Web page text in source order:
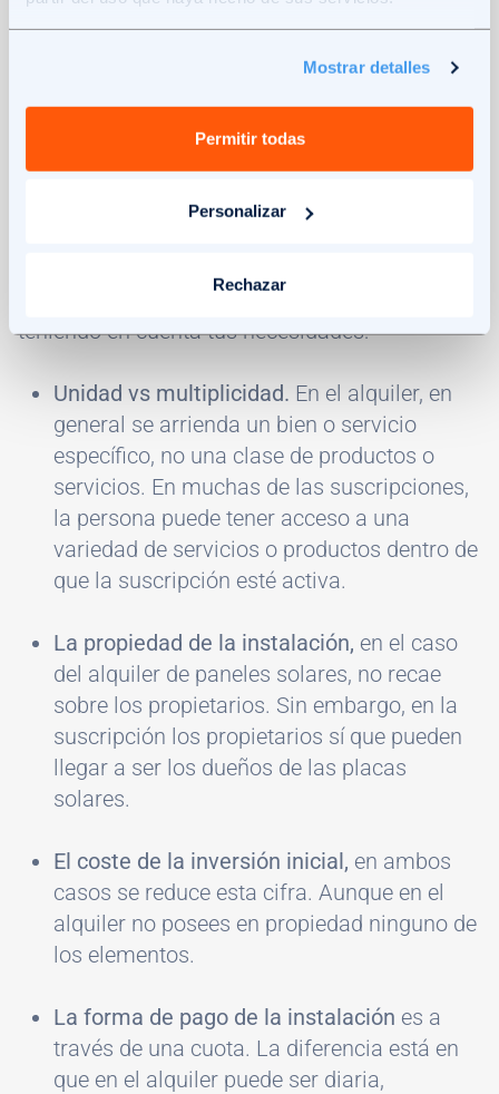
Mostrar detalles
Permitir todas
Personalizar
Rechazar
personales. Ambas te proporcionan acceso a la
energía solar con costos iniciales más bajos.
A continuación, te explicaremos lasprincipales
sobre la propiedad, coste, pago,
para que puedas tomar la mejor decisión
teniendo en cuenta tus necesidades:
Unidad vs multiplicidad. En el alquiler, en
general se arrienda un bien o servicio
específico, no una clase de productos o
servicios. En muchas de las suscripciones,
la persona puede tener acceso a una
variedad de servicios o productos dentro de
que la suscripción esté activa.
La propiedad de la instalación, en el caso
del alquiler de paneles solares, no recae
sobre los propietarios. Sin embargo, en la
suscripción los propietarios sí que pueden
llegar a ser los dueños de las placas
solares.
El coste de la inversión inicial, en ambos
casos se reduce esta cifra. Aunque en el
alquiler no posees en propiedad ninguno de
los elementos.
La forma de pago de la instalación es a
través de una cuota. La diferencia está en
que en el alquiler puede ser diaria,